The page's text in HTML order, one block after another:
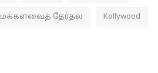
மக்களவைத் தேர்தல் Kollywood